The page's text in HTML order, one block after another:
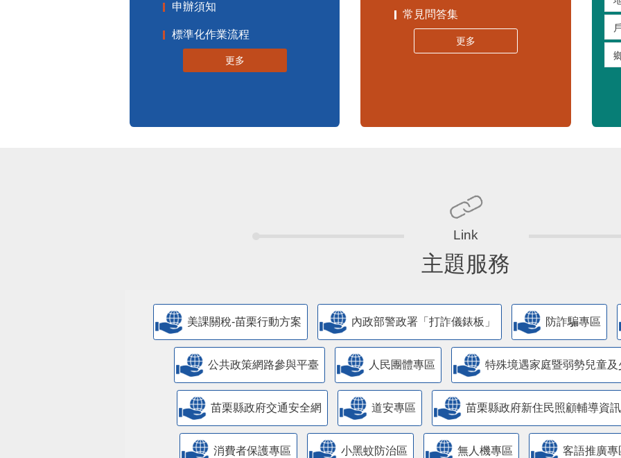
申辦須知
標準化作業流程
更多
苗栗縣30人以下學校公告專區
嚴重特殊傳染性肺炎專區
主題服務
美課關稅-苗栗行動方案 內政部警政署「打詐儀錶板」 防詐騙專區
公共政策網路參與平臺 人民團體專區 特殊境遇家庭暨弱勢兒童
苗栗縣政府交通安全網 道安專區 苗栗縣政府新住民照顧輔導資
消費者保護專區 小黑蚊防治區 無人機專區 客語推廣專